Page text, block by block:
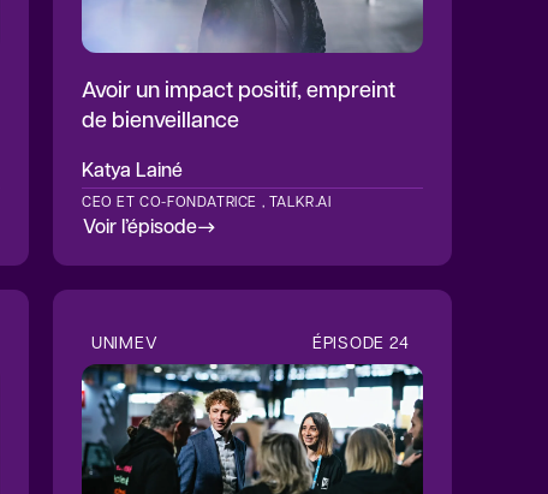
Avoir un impact positif, empreint
de bienveillance
Katya Lainé
CEO ET CO-FONDATRICE , TALKR.AI
Voir l’épisode
UNIMEV ÉPISODE 24